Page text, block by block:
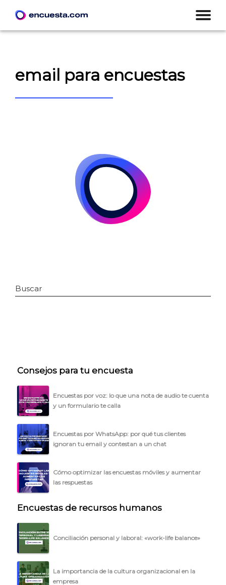
INICIO
CÓMO FUNCIONA
PLANTILLAS
PRECIOS
BLOG
ACCEDER →
email para encuestas
Buscar
Consejos para tu encuesta
Encuestas por voz: lo que una nota de audio te cuenta
y un formulario te calla
Encuestas por WhatsApp: por qué tus clientes
ignoran tu email y contestan a un chat
Cómo optimizar las encuestas móviles y aumentar
las respuestas
Encuestas de recursos humanos
Conciliación personal y laboral: «work-life balance»
La importancia de la cultura organizacional en la
empresa